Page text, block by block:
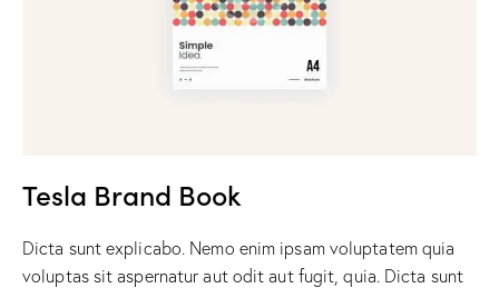
Tesla Brand Book
Dicta sunt explicabo. Nemo enim ipsam voluptatem quia
voluptas sit aspernatur aut odit aut fugit, quia. Dicta sunt